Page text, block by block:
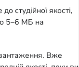
студійної якості,
5–6 МБ на
Вже